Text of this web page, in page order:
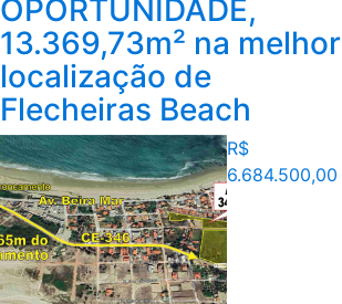
OPORTUNIDADE,
13.369,73m² na melhor
localização de
Flecheiras Beach
R$
6.684.500,00